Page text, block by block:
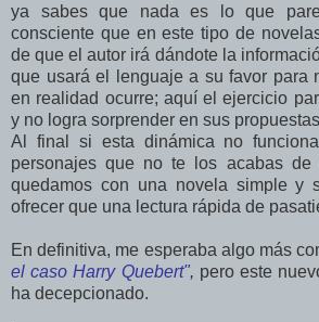
ya sabes que nada es lo que
consciente que en este tipo de
de que el autor irá dándote la
que usará el lenguaje a su favor para
en realidad ocurre; aquí el ejercicio
y no logra sorprender en sus
Al final si esta dinámica no
personajes que no te los acabas
quedamos con una novela simple y
ofrecer que una lectura rápida de
En definitiva, me esperaba algo más
el caso Harry Quebert", pero este
ha decepcionado.